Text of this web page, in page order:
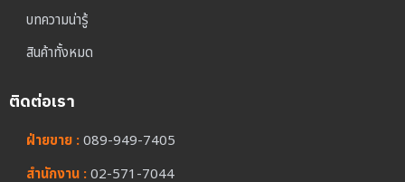
บทความน่ารู้
สินค้าทั้งหมด
ติดต่อเรา
ฝ่ายขาย :089-949-7405
สำนักงาน :02-571-7044